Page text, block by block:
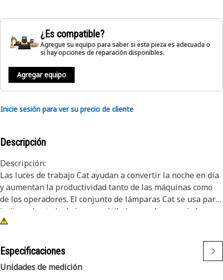
¿Es compatible?
Agregue su equipo para saber si esta pieza es adecuada o
si hay opciones de reparación disponibles.
Agregar equipo
Inicie sesión para ver su precio de cliente
Descripción
Descripción:
Las luces de trabajo Cat ayudan a convertir la noche en día
y aumentan la productividad tanto de las máquinas como
de los operadores. El conjunto de lámparas Cat se usa para
indicar el estado de la carga útil al operador cuando la
carga útil está por debajo del límite y para reducir el factor
Atributos:
• Las luces de trabajo Cat de primera calidad están
Especificaciones
Unidades de medición